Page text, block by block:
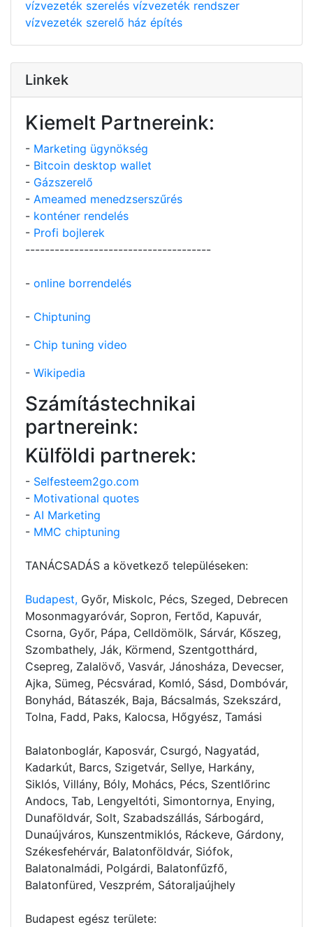
vízvezeték szerelés vízvezeték rendszer
vízvezeték szerelő ház építés
Linkek
Kiemelt Partnereink:
- Marketing ügynökség
- Bitcoin desktop wallet
- Gázszerelő
- Ameamed menedzserszűrés
- konténer rendelés
- Profi bojlerek
--------------------------------------
- online borrendelés
- Chiptuning
- Chip tuning video
- Wikipedia
Számítástechnikai
partnereink:
Külföldi partnerek:
- Selfesteem2go.com
- Motivational quotes
- AI Marketing
- MMC chiptuning
TANÁCSADÁS a következő településeken:
Budapest, Győr, Miskolc, Pécs, Szeged, Debrecen
Mosonmagyaróvár, Sopron, Fertőd, Kapuvár,
Csorna, Győr, Pápa, Celldömölk, Sárvár, Kőszeg,
Szombathely, Ják, Körmend, Szentgotthárd,
Csepreg, Zalalövő, Vasvár, Jánosháza, Devecser,
Ajka, Sümeg, Pécsvárad, Komló, Sásd, Dombóvár,
Bonyhád, Bátaszék, Baja, Bácsalmás, Szekszárd,
Tolna, Fadd, Paks, Kalocsa, Hőgyész, Tamási
Balatonboglár, Kaposvár, Csurgó, Nagyatád,
Kadarkút, Barcs, Szigetvár, Sellye, Harkány,
Siklós, Villány, Bóly, Mohács, Pécs, Szentlőrinc
Andocs, Tab, Lengyeltóti, Simontornya, Enying,
Dunaföldvár, Solt, Szabadszállás, Sárbogárd,
Dunaújváros, Kunszentmiklós, Ráckeve, Gárdony,
Székesfehérvár, Balatonföldvár, Siófok,
Balatonalmádi, Polgárdi, Balatonfűzfő,
Balatonfüred, Veszprém, Sátoraljaújhely
Budapest egész területe: